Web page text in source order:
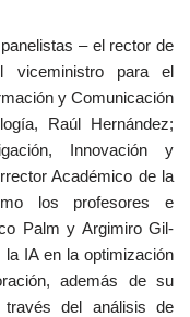
– el rector de
viceministro para el
y Comunicación
Raúl Hernández;
Innovación y
Académico de la
los profesores e
Palm y Argimiro Gil-
IA en la optimización
además de su
del análisis de